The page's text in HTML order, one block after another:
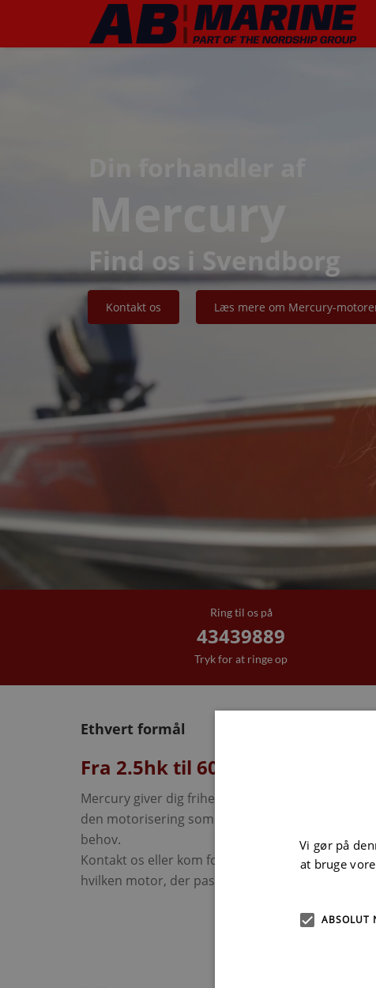
Find os i Svendborg
Kontakt os Læs mere om Mercury-
Ring til os på
43439889
Tryk for at ringe op
Ethvert formål
Fra 2.5hk til 600hk
Mercury giver dig friheden til at vælge lige netop
den motorisering som passer til din båd og dit
behov.
Kontakt os eller kom forbi og bliv klogere på
hvilken motor, der passer til dig.
Vi gør på
at bruge
ABSOLUT